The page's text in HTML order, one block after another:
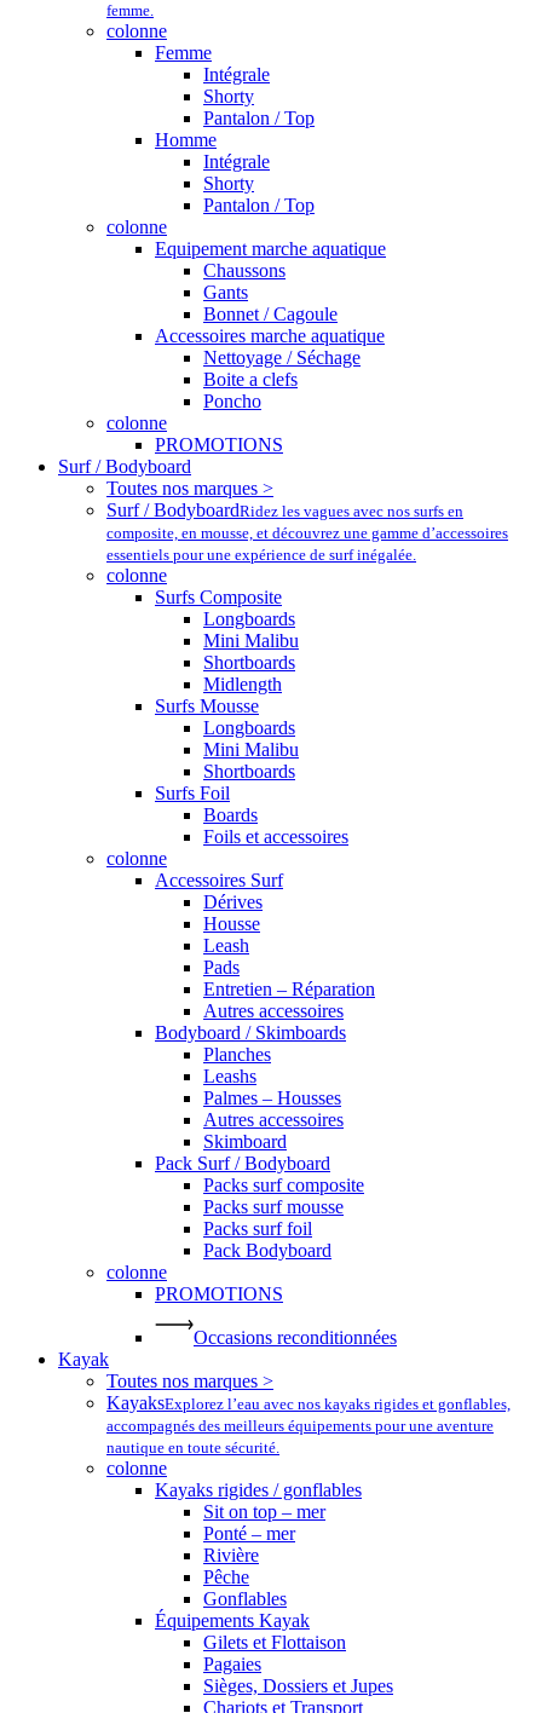
femme.
colonne
Femme
Intégrale
Shorty
Pantalon / Top
Homme
Intégrale
Shorty
Pantalon / Top
colonne
Equipement marche aquatique
Chaussons
Gants
Bonnet / Cagoule
Accessoires marche aquatique
Nettoyage / Séchage
Boite a clefs
Poncho
colonne
PROMOTIONS
Surf / Bodyboard
Toutes nos marques >
Surf / BodyboardRidez les vagues avec nos surfs en
composite, en mousse, et découvrez une gamme d’accessoires
essentiels pour une expérience de surf inégalée.
colonne
Surfs Composite
Longboards
Mini Malibu
Shortboards
Midlength
Surfs Mousse
Longboards
Mini Malibu
Shortboards
Surfs Foil
Boards
Foils et accessoires
colonne
Accessoires Surf
Dérives
Housse
Leash
Pads
Entretien – Réparation
Autres accessoires
Bodyboard / Skimboards
Planches
Leashs
Palmes – Housses
Autres accessoires
Skimboard
Pack Surf / Bodyboard
Packs surf composite
Packs surf mousse
Packs surf foil
Pack Bodyboard
colonne
PROMOTIONS
Occasions reconditionnées
Kayak
Toutes nos marques >
KayaksExplorez l’eau avec nos kayaks rigides et gonflables,
accompagnés des meilleurs équipements pour une aventure
nautique en toute sécurité.
colonne
Kayaks rigides / gonflables
Sit on top – mer
Ponté – mer
Rivière
Pêche
Gonflables
Équipements Kayak
Gilets et Flottaison
Pagaies
Sièges, Dossiers et Jupes
Chariots et Transport